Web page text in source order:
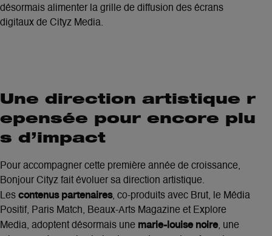
désormais alimenter la grille de diffusion des écrans
digitaux de Cityz Media.
Une direction artistique r
epensée pour encore plu
s d’impact
Pour accompagner cette première année de croissance,
Bonjour Cityz fait évoluer sa direction artistique.
Les contenus partenaires, co-produits avec Brut, le Média
Positif, Paris Match, Beaux-Arts Magazine et Explore
Media, adoptent désormais une marie-louise noire, une